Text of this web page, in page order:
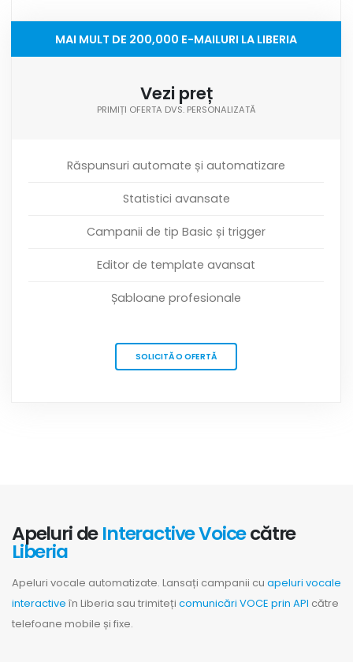
MAI MULT DE 200,000 E-MAILURI LA LIBERIA
Vezi preț
PRIMIȚI OFERTA DVS. PERSONALIZATĂ
Răspunsuri automate și automatizare
Statistici avansate
Campanii de tip Basic și trigger
Editor de template avansat
Șabloane profesionale
SOLICITĂ O OFERTĂ
Apeluri deInteractive Voicecătre
Liberia
Apeluri vocale automatizate. Lansați campanii cu apeluri vocale
interactive în Liberia sau trimiteți comunicări VOCE prin API către
telefoane mobile și fixe.